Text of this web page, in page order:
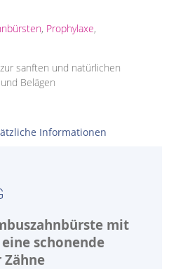
, Prophylaxe,
sanften und natürlichen
Belägen
Informationen
mit
schonende